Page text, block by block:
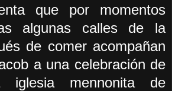
que por momentos
algunas calles de la
de comer acompañan
a una celebración de
mennonita de